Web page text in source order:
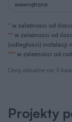
Ceny aktualne na: II
wewnętrzne
* w zależności od
** w zależności od
(odległości) instalacji
*** w zależności od
Projekty